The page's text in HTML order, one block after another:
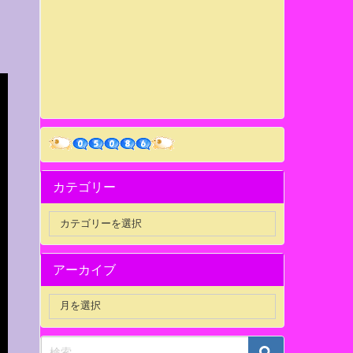
カテゴリー
アーカイブ